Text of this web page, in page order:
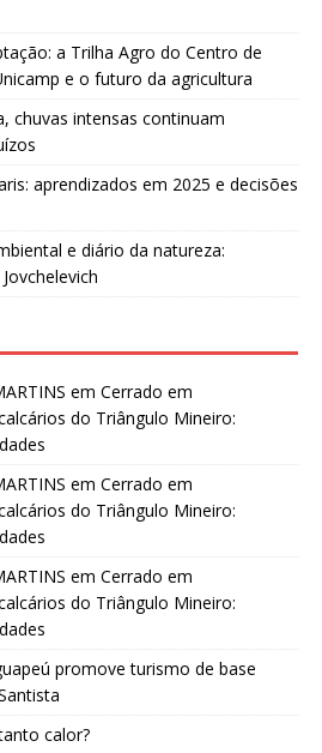
a Trilha Agro do Centro de
e o futuro da agricultura
chuvas intensas continuam
aprendizados em 2025 e decisões
e diário da natureza:
em Cerrado em
do Triângulo Mineiro:
em Cerrado em
do Triângulo Mineiro:
em Cerrado em
do Triângulo Mineiro:
promove turismo de base
calor?